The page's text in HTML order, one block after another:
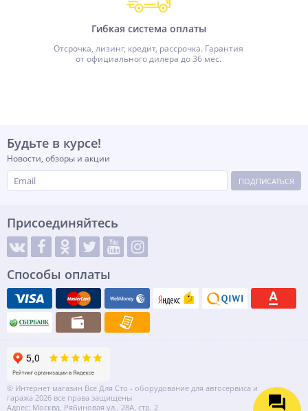
Гибкая система оплаты
Отсрочка, лизинг, кредит, рассрочка. Гарантия
от официального дилера до 36 мес.
Будьте в курсе!
Новости, обзоры и акции
ПОДПИСАТЬСЯ
Присоединяйтесь
Способы оплаты
© Интернет магазин Все Для Сто - оборудование для автосервиса и
гаража 2026 все права защищены
Адрес: Москва, Рябиновая ул., 28А, стр. 2